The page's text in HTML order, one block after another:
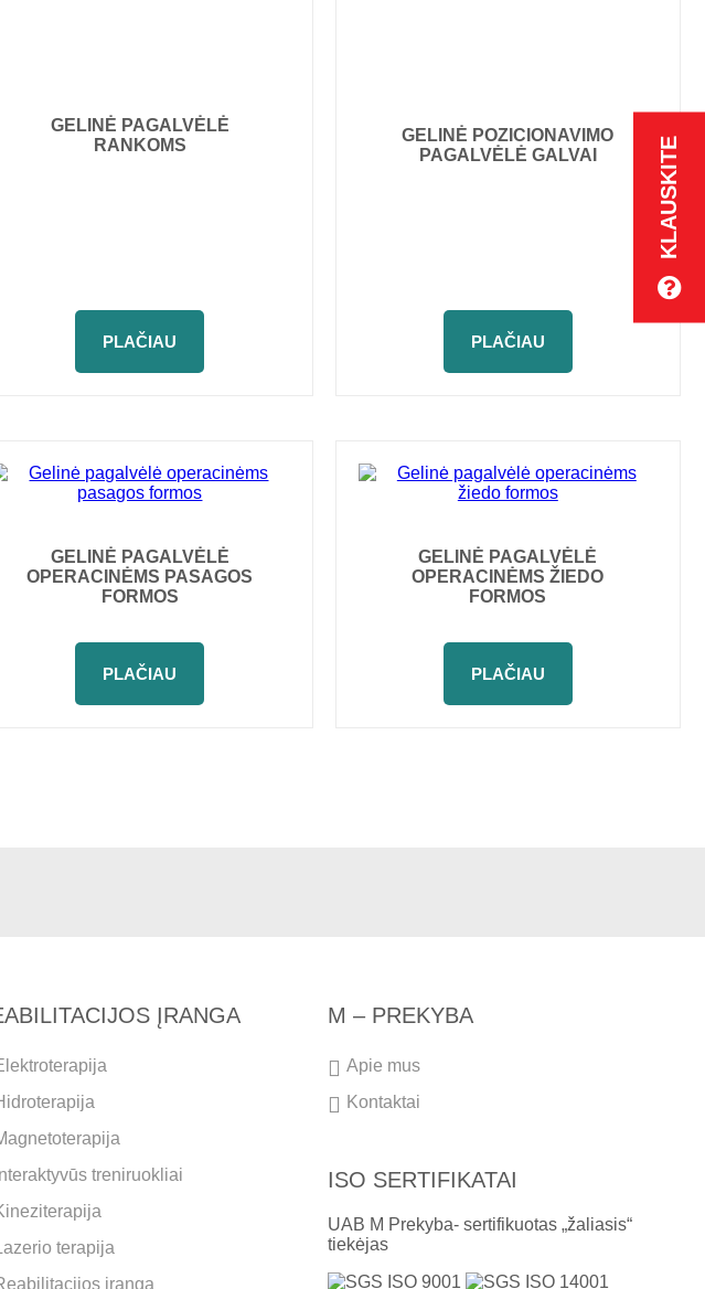
KLAUSKITE
GELINĖ PAGALVĖLĖ
RANKOMS
PLAČIAU
GELINĖ POZICIONAVIMO
PAGALVĖLĖ GALVAI
PLAČIAU
GELINĖ PAGALVĖLĖ
OPERACINĖMS PASAGOS
FORMOS
PLAČIAU
GELINĖ PAGALVĖLĖ
OPERACINĖMS ŽIEDO
FORMOS
PLAČIAU
ĮRANGA
Interaktyvūs treniruokliai
terapija
įranga
M – PREKYBA
Apie mus
Kontaktai
ISO SERTIFIKATAI
UAB M Prekyba- sertifikuotas „žaliasis“
tiekėjas